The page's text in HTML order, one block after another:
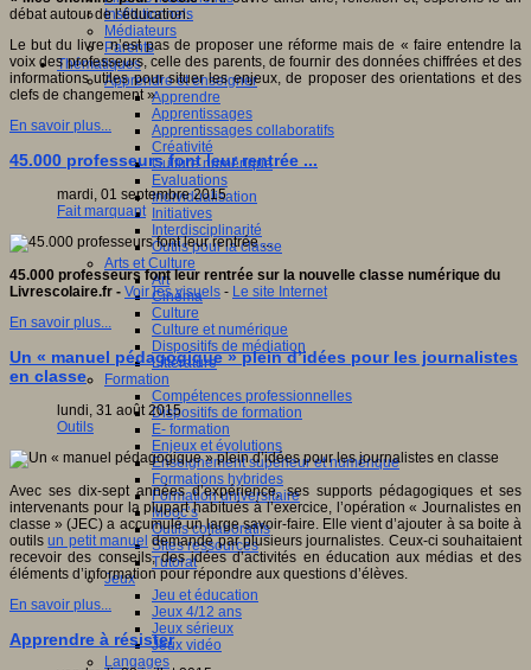
Institutionnels
Médiateurs
Parents
Thématiques
Apprendre et enseigner
Apprendre
Apprentissages
Apprentissages collaboratifs
Créativité
Culture numérique
Evaluations
Individualisation
Initiatives
Interdisciplinarité
Outils pour la classe
Arts et Culture
Art
Cinéma
Culture
Culture et numérique
Dispositifs de médiation
Littérature
Formation
Compétences professionnelles
Dispositifs de formation
E- formation
Enjeux et évolutions
Enseignement supérieur et numérique
Formations hybrides
Formation universitaire
Mooc’s
Outils collaboratifs
Sites ressources
Tutorat
Jeux
Jeu et éducation
Jeux 4/12 ans
Jeux sérieux
Jeux vidéo
Langages
débat autour de l’éducation.
Le but du livre n’est pas de proposer une réforme mais de « faire entendre la
voix des professeurs, celle des parents, de fournir des données chiffrées et des
informations utiles pour situer les enjeux, de proposer des orientations et des
clefs de changement »
En savoir plus...
45.000 professeurs font leur rentrée ...
mardi, 01 septembre 2015
Fait marquant
45.000 professeurs font leur rentrée sur la nouvelle classe numérique du
Livrescolaire.fr - Voir les visuels - Le site Internet
En savoir plus...
Un « manuel pédagogique » plein d’idées pour les journalistes
en classe
lundi, 31 août 2015
Outils
Avec ses dix-sept années d’expérience, ses supports pédagogiques et ses
intervenants pour la plupart habitués à l’exercice, l’opération « Journalistes en
classe » (JEC) a accumulé un large savoir-faire. Elle vient d’ajouter à sa boite à
outilsun petit manuel demandé par plusieurs journalistes. Ceux-ci souhaitaient
recevoir des conseils, des idées d’activités en éducation aux médias et des
éléments d’information pour répondre aux questions d’élèves.
En savoir plus...
Apprendre à résister